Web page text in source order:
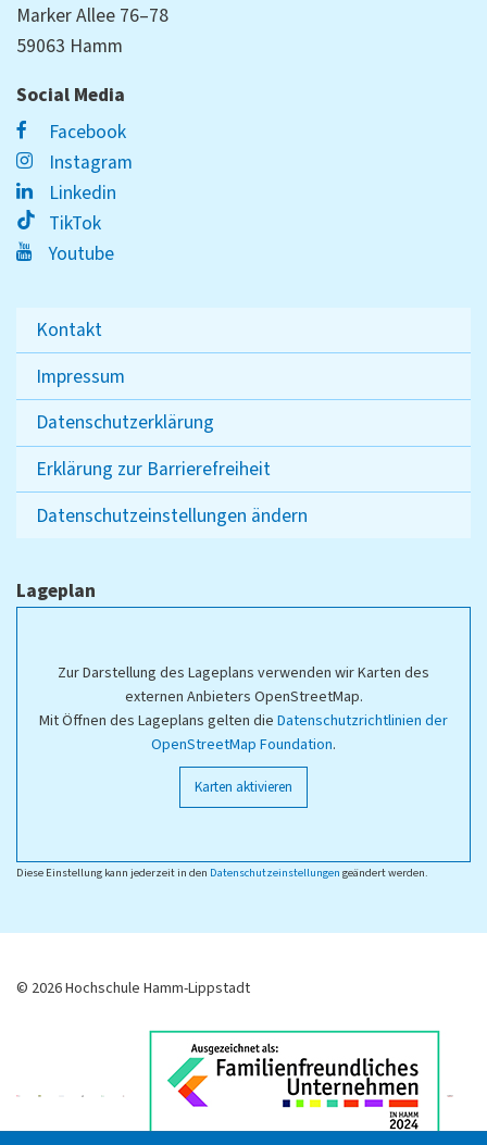
Marker Allee 76–78
59063 Hamm
Social Media
Facebook
Instagram
Linkedin
TikTok
Youtube
Kontakt
Impressum
Datenschutzerklärung
Erklärung zur Barrierefreiheit
Datenschutzeinstellungen ändern
Lageplan
Zur Darstellung des Lageplans verwenden wir Karten des
externen Anbieters OpenStreetMap.
Mit Öffnen des Lageplans gelten die Datenschutzrichtlinien der
OpenStreetMap Foundation.
Karten aktivieren
Diese Einstellung kann jederzeit in den Datenschutzeinstellungen geändert werden.
© 2026 Hochschule Hamm-Lippstadt